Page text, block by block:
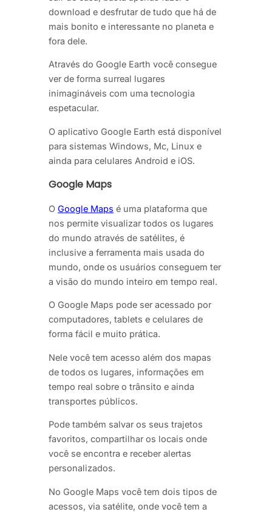
download e desfrutar de tudo que há de
mais bonito e interessante no planeta e
fora dele.
Através do Google Earth você consegue
ver de forma surreal lugares
inimagináveis com uma tecnologia
espetacular.
O aplicativo Google Earth está disponível
para sistemas Windows, Mc, Linux e
ainda para celulares Android e iOS.
Google Maps
O Google Maps é uma plataforma que
nos permite visualizar todos os lugares
do mundo através de satélites, é
inclusive a ferramenta mais usada do
mundo, onde os usuários conseguem ter
a visão do mundo inteiro em tempo real.
O Google Maps pode ser acessado por
computadores, tablets e celulares de
forma fácil e muito prática.
Nele você tem acesso além dos mapas
de todos os lugares, informações em
tempo real sobre o trânsito e ainda
transportes públicos.
Pode também salvar os seus trajetos
favoritos, compartilhar os locais onde
você se encontra e receber alertas
personalizados.
No Google Maps você tem dois tipos de
acessos, via satélite, onde você tem a